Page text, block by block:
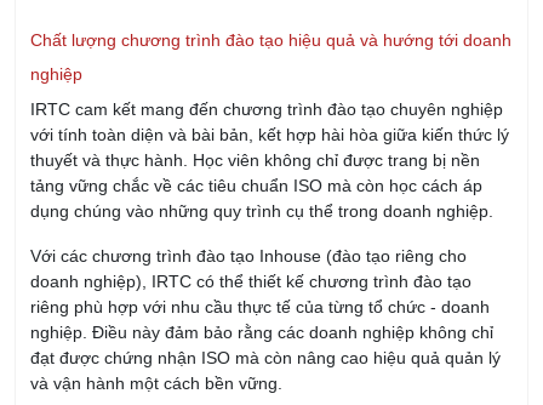
KHÓA HỌC NHẬN THỨC VÀ ĐÁNH GIÁ VIÊN NỘI
BỘ HỆ THỐNG QUẢN LÝ AN TOÀN & SỨC KHỎE
09/08/2026
Khóa Học Quản Lý Sản Xuất Chuyên Nghiệp
09/08/2026
Khóa học Tối ưu hóa Quản lý Sản xuất với Chat
13/08/2026
Khóa học AI - Ứng dụng AI Tối ưu hóa công việc
hiệu quả
13/08/2026
Khóa Học Kỹ Năng Thuyết Trình Chuyên Nghiệp